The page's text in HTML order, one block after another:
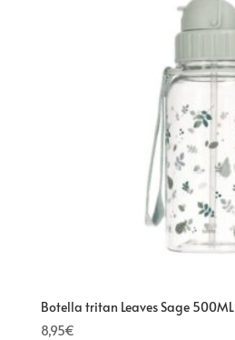
Botella tritan Leaves Sage 500ML
8,95€